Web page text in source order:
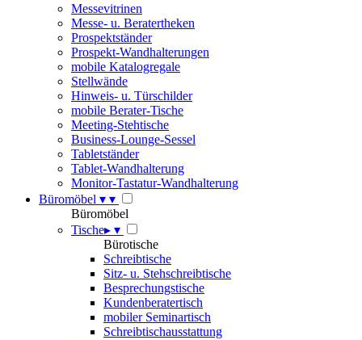
Messevitrinen
Messe- u. Beratertheken
Prospektständer
Prospekt-Wandhalterungen
mobile Katalogregale
Stellwände
Hinweis- u. Türschilder
mobile Berater-Tische
Meeting-Stehtische
Business-Lounge-Sessel
Tabletständer
Tablet-Wandhalterung
Monitor-Tastatur-Wandhalterung
Büromöbel ▾ ▾
Büromöbel
Tische▸ ▾
Bürotische
Schreibtische
Sitz- u. Stehschreibtische
Besprechungstische
Kundenberatertisch
mobiler Seminartisch
Schreibtischausstattung